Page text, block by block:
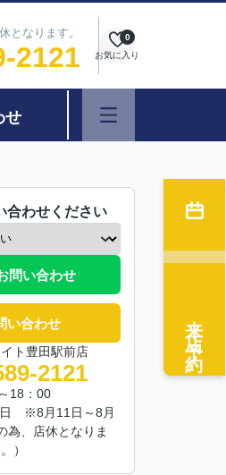
なります。
2121 お気に入り
0
せ
合わせください
問い合わせ
い合わせ
ト豊田駅前店
2121
18：00
※8月11日～8月
為、店休となりま
）
来店予約